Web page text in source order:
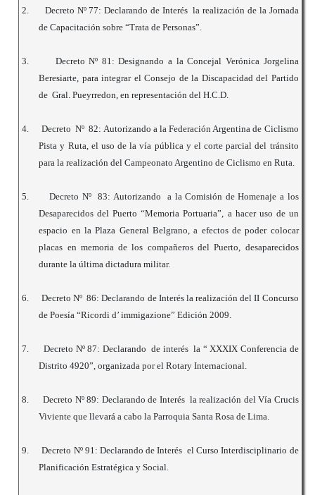
2.
Decreto Nº 77: Declarando de Interés la realización de la Jornada
de Capacitación sobre “Trata de Personas”.
3.
Decreto Nº 81: Designando a la Concejal Verónica Jorgelina
Beresiarte, para integrar el Consejo de la Discapacidad del Partido
de Gral. Pueyrredon, en representación del H.C.D.
4.
Decreto Nº 82: Autorizando a la Federación Argentina de Ciclismo
Pista y Ruta, el uso de la vía pública y el corte parcial del tránsito
para la realización del Campeonato Argentino de Ciclismo en Ruta.
5.
Decreto Nº 83: Autorizando a la Comisión de Homenaje a los
Desaparecidos del Puerto “Memoria Portuaria”, a hacer uso de un
espacio en la Plaza General Belgrano, a efectos de poder colocar
placas en memoria de los compañeros del Puerto, desaparecidos
durante la última dictadura militar.
6.
Decreto Nº 86: Declarando de Interés la realización del II Concurso
de Poesía “Ricordi d’ immigazione” Edición 2009.
7.
Decreto Nº 87: Declarando de interés la “ XXXIX Conferencia de
Distrito 4920”, organizada por el Rotary Internacional.
8.
Decreto Nº 89: Declarando de Interés la realización del Vía Crucis
Viviente que llevará a cabo la Parroquia Santa Rosa de Lima.
9.
Decreto Nº 91: Declarando de Interés el Curso Interdisciplinario de
Planificación Estratégica y Social.